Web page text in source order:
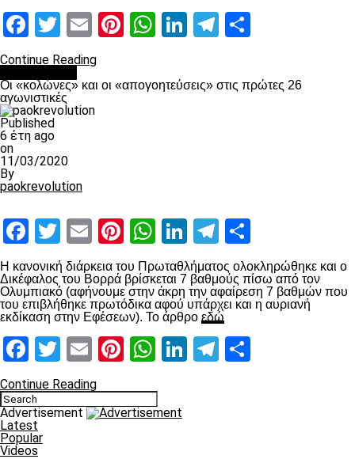
Facebook
Twitter
EmailPinterest
WhatsApp
LinkedIn
Telegram
Continue Reading
Οι «κολώνες» και οι «απογοητεύσεις» στις πρώτες 26
αγωνιστικές
Published
6 έτη ago
on
11/03/2020
By
paokrevolution
Facebook
Twitter
EmailPinterest
WhatsApp
LinkedIn
Telegram
Η κανονική διάρκεια του Πρωταθλήματος ολοκληρώθηκε και ο
Δικέφαλος του Βορρά βρίσκεται 7 βαθμούς πίσω από τον
Ολυμπιακό (αφήνουμε στην άκρη την αφαίρεση 7 βαθμών που
του επιβλήθηκε πρωτόδικα αφού υπάρχει και η αυριανή
εκδίκαση στην Εφέσεων). Το άρθρο εδώ
Facebook
Twitter
EmailPinterest
WhatsApp
LinkedIn
Telegram
Continue Reading
Advertisement
Latest
Popular
Videos